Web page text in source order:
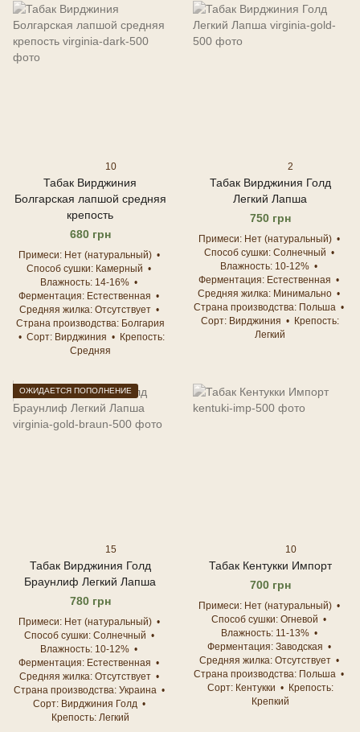
10
Табак Вирджиния
Болгарская лапшой средняя
крепость
680 грн
Примеси
Нет (натуральный)
Способ сушки
Камерный
Влажность 14-16%
Ферментация
Естественная
Средняя жилка Отсутствует
Страна производства
Болгария
Сорт
Вирджиния
Крепость
Средняя
2
Табак Вирджиния Голд
Легкий Лапша
750 грн
Примеси
Нет (натуральный)
Способ сушки Солнечный
Влажность 10-12%
Ферментация
Естественная
Средняя жилка Минимально
Страна производства Польша
Сорт Вирджиния
Крепость
Легкий
ОЖИДАЕТСЯ ПОПОЛНЕНИЕ
15
Табак Вирджиния Голд
Браунлиф Легкий Лапша
780 грн
Примеси
Нет (натуральный)
Способ сушки Солнечный
Влажность 10-12%
Ферментация
Естественная
Средняя жилка Отсутствует
Страна производства Украина
Сорт
Вирджиния Голд
Крепость Легкий
10
Табак Кентукки Импорт
700 грн
Примеси
Нет (натуральный)
Способ сушки Огневой
Влажность 11-13%
Ферментация Заводская
Средняя жилка Отсутствует
Страна производства Польша
Сорт
Кентукки
Крепость
Крепкий